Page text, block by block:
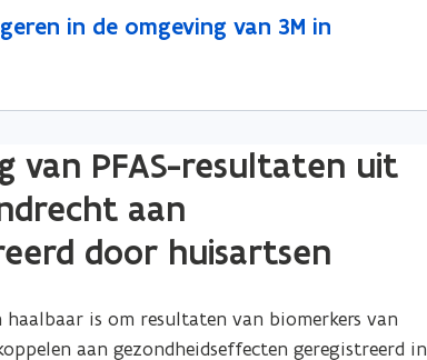
p
t
n
u
e
m
a
in de omgeving van 3M in
van PFAS-resultaten uit
aan
door huisartsen
is om resultaten van biomerkers van
aan gezondheidseffecten geregistreerd in